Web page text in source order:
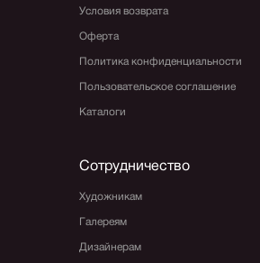
Условия возврата
Оферта
Политика конфиденциальности
Пользовательское соглашение
Каталоги
Сотрудничество
Художникам
Галереям
Дизайнерам